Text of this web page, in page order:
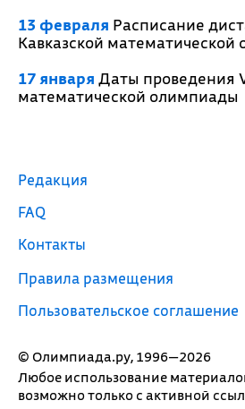
13 февраля Расписание
Кавказской
17 января Даты проведения
математической олимпиады
© Олимпиада.ру, 1996—2026
Любое использование
возможно только с активной
Редакция
FAQ
Контакты
Правила размещения
Пользовательское соглашение